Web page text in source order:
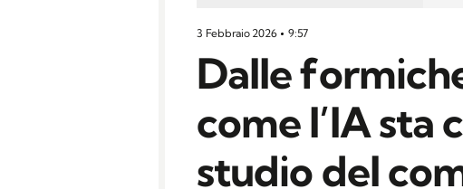
3 Febbraio 2026 9:57
Dalle
come l’IA sta
studio del